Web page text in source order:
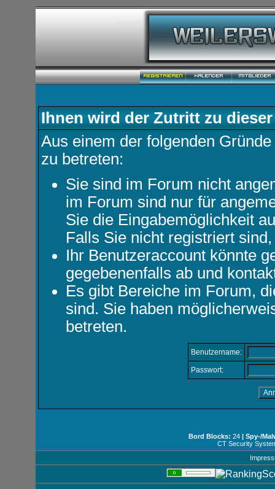
Ihnen wird der Zutritt zu
Aus einem der folgenden
zu betreten:
Sie sind im Forum nicht
im Forum sind nur für
Sie die Eingabemöglichkeit
Falls Sie nicht registriert
Ihr Benutzeraccount könnte
gegebenenfalls ab und
Es gibt Bereiche im Forum,
sind. Sie haben
betreten.
Benutzername:
Passwort:
Bord Blocks: 24 | Spy-/
CT Security